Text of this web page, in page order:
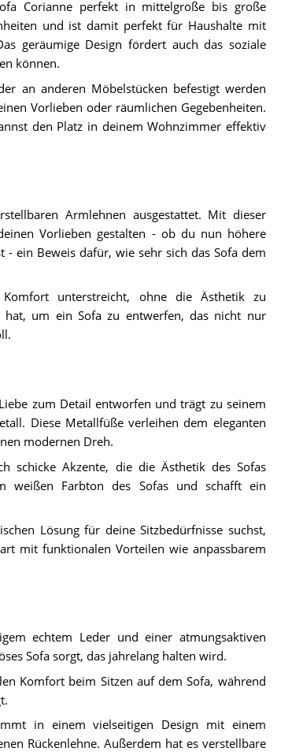
Corianne perfekt in mittelgroße bis große
und ist damit perfekt für Haushalte mit
geräumige Design fördert auch das soziale
können.
an anderen Möbelstücken befestigt werden
Vorlieben oder räumlichen Gegebenheiten.
den Platz in deinem Wohnzimmer effektiv
Armlehnen ausgestattet. Mit dieser
Vorlieben gestalten - ob du nun höhere
ein Beweis dafür, wie sehr sich das Sofa dem
unterstreicht, ohne die Ästhetik zu
hat, um ein Sofa zu entwerfen, das nicht nur
zum Detail entworfen und trägt zu seinem
Diese Metallfüße verleihen dem eleganten
modernen Dreh.
schicke Akzente, die die Ästhetik des Sofas
weißen Farbton des Sofas und schafft ein
Lösung für deine Sitzbedürfnisse suchst,
mit funktionalen Vorteilen wie anpassbarem
echtem Leder und einer atmungsaktiven
Sofa sorgt, das jahrelang halten wird.
Komfort beim Sitzen auf dem Sofa, während
in einem vielseitigen Design mit einem
Rückenlehne. Außerdem hat es verstellbare